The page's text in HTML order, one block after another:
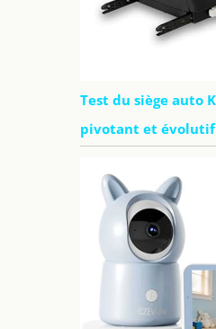
Test du siège auto
pivotant et évolutif